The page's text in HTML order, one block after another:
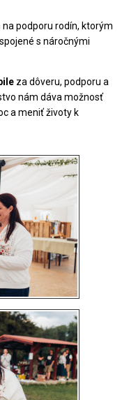
podporu rodín, ktorým
s náročnými
za dôveru, podporu a
nám dáva možnosť
a meniť životy k